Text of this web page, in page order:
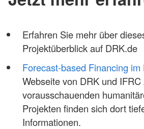
Erfahren Sie mehr über
Projektüberblick auf DRK.de
Forecast-based Financing im
Webseite von DRK und IFRC
vorausschauenden
Projekten finden sich dort
Informationen.